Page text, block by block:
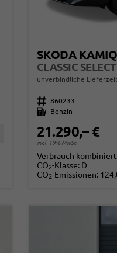
SKODA KAMIQ
unverbindliche
Fahrzeugnr. 860233
Kraftstoff
Benzin
21.290,– €
incl. 19% MwSt.
Verbrauch
CO2-Klasse: D
CO2-Emissionen: